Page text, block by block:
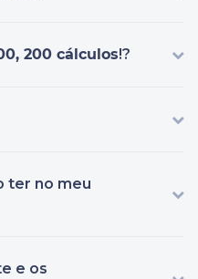
200 cálculos!?
ter no meu
e os